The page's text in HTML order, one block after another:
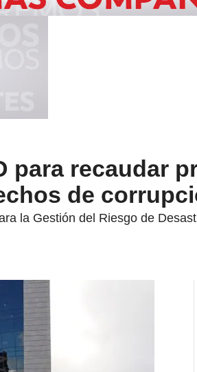
para recaudar
de
la Gestión del Riesgo de